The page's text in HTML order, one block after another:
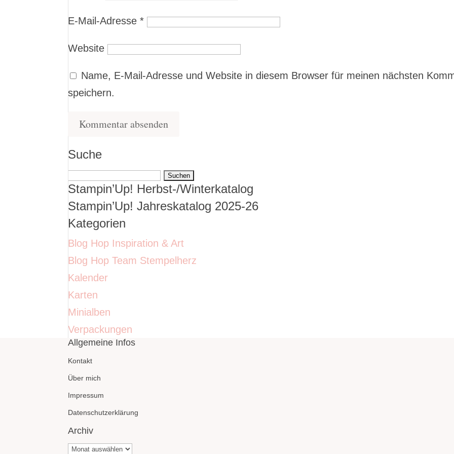
E-Mail-Adresse*
Website
Name, E-Mail-Adresse und Website in diesem Browser für meinen nächsten
speichern.
Suche
Suchen
nach:
Stampin’Up! Herbst-/Winterkatalog
Stampin’Up! Jahreskatalog 2025-26
Kategorien
Blog Hop Inspiration & Art
Blog Hop Team Stempelherz
Kalender
Karten
Minialben
Verpackungen
Allgemeine Infos
Kontakt
Über mich
Impressum
Datenschutzerklärung
Archiv
Archiv